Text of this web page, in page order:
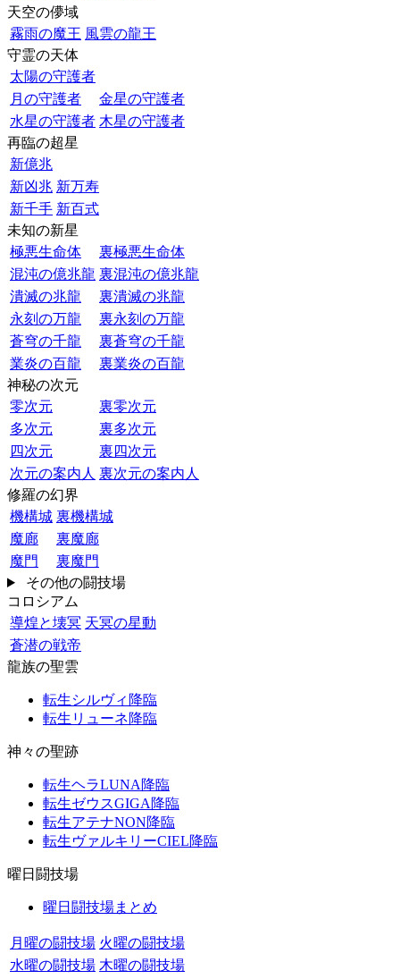
天空の儚域
霧雨の魔王 風雲の龍王
守霊の天体
太陽の守護者
月の守護者
金星の守護者
水星の守護者 木星の守護者
再臨の超星
新億兆
新凶兆 新万寿
新千手 新百式
未知の新星
極悪生命体
裏極悪生命体
混沌の億兆龍 裏混沌の億兆龍
潰滅の兆龍
裏潰滅の兆龍
永刻の万龍
裏永刻の万龍
蒼穹の千龍
裏蒼穹の千龍
業炎の百龍
裏業炎の百龍
神秘の次元
零次元
裏零次元
多次元
裏多次元
四次元
裏四次元
次元の案内人 裏次元の案内人
修羅の幻界
機構城 裏機構城
魔廊
裏魔廊
魔門
裏魔門
その他の闘技場
コロシアム
導煌と壊冥 天冥の星動
蒼潜の戦帝
龍族の聖雲
転生シルヴィ降臨
転生リューネ降臨
神々の聖跡
転生ヘラLUNA降臨
転生ゼウスGIGA降臨
転生アテナNON降臨
転生ヴァルキリーCIEL降臨
曜日闘技場
曜日闘技場まとめ
月曜の闘技場 火曜の闘技場
水曜の闘技場 木曜の闘技場